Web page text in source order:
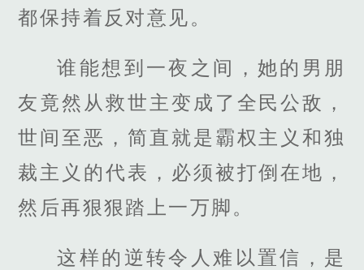
都保持着反对意见。
谁能想到一夜之间，她的男朋
友竟然从救世主变成了全民公敌，
世间至恶，简直就是霸权主义和独
裁主义的代表，必须被打倒在地，
然后再狠狠踏上一万脚。
这样的逆转令人难以置信，是